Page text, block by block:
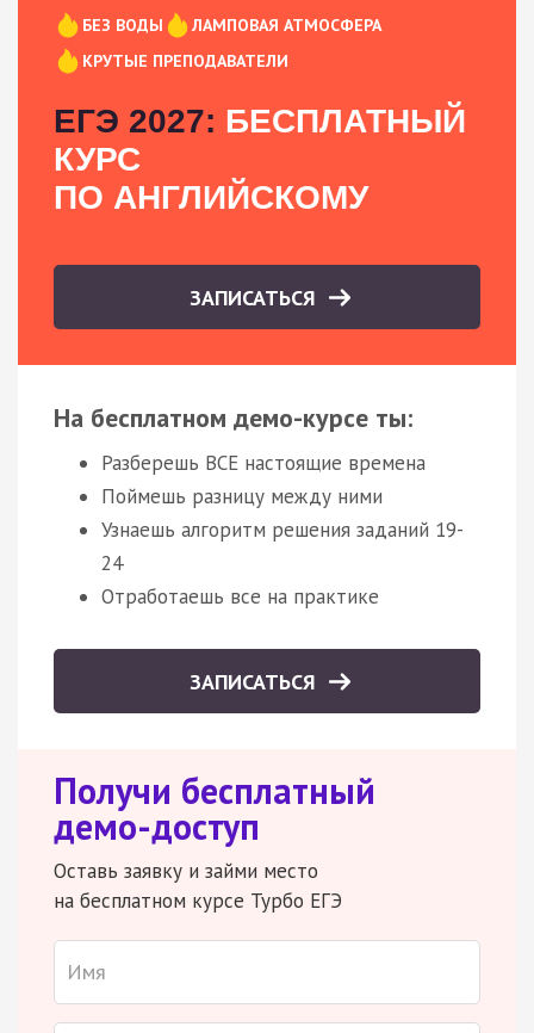
БЕЗ ВОДЫ
ЛАМПОВАЯ АТМОСФЕРА
КРУТЫЕ ПРЕПОДАВАТЕЛИ
ЕГЭ 2027: БЕСПЛАТНЫЙ
КУРС
ПО АНГЛИЙСКОМУ
ЗАПИСАТЬСЯ
На бесплатном демо-курсе ты:
Разберешь ВСЕ настоящие времена
Поймешь разницу между ними
Узнаешь алгоритм решения заданий 19-
24
Отработаешь все на практике
ЗАПИСАТЬСЯ
Получи бесплатный
демо-доступ
Оставь заявку и займи место
на бесплатном курсе Турбо ЕГЭ